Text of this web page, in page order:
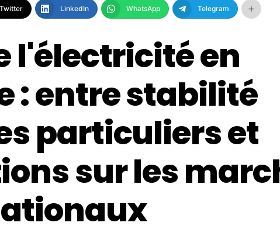
Twitter LinkedIn WhatsApp Telegram
l'électricité en
: entre stabilité
particuliers et
sur les